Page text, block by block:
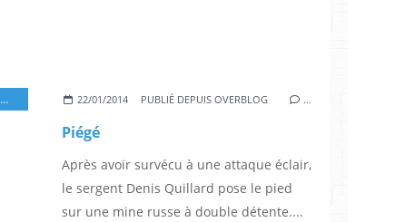
,LAURENT LUCAS22/01/2014 PUBLIÉ DEPUIS OVERBLOG …
Piégé
Après avoir survécu à une attaque éclair,
le sergent Denis Quillard pose le pied
sur une mine russe à double détente....